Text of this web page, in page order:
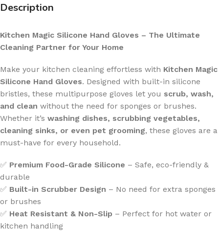
Description
Kitchen Magic Silicone Hand Gloves – The Ultimate
Cleaning Partner for Your Home
Make your kitchen cleaning effortless with Kitchen Magic
Silicone Hand Gloves. Designed with built-in silicone
bristles, these multipurpose gloves let you scrub, wash,
and clean without the need for sponges or brushes.
Whether it’s washing dishes, scrubbing vegetables,
cleaning sinks, or even pet grooming, these gloves are a
must-have for every household.
✅ Premium Food-Grade Silicone – Safe, eco-friendly &
durable
✅ Built-in Scrubber Design – No need for extra sponges
or brushes
✅ Heat Resistant & Non-Slip – Perfect for hot water or
kitchen handling